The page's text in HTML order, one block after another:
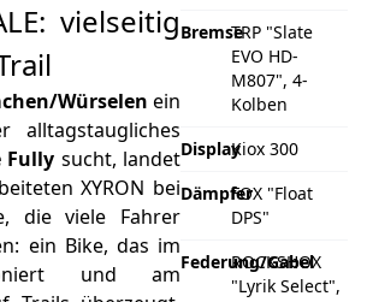
vielseitig
Würselen ein
alltagstaugliches
Fully sucht, landet
XYRON bei
die viele Fahrer
ein Bike, das im
und am
BremseTRP "Slate
EVO HD-
M807", 4-
Kolben
DisplayKiox 300
DämpferFOX "Float
DPS"
Federung/Gabel
ROCKSHOX
"Lyrik Select",